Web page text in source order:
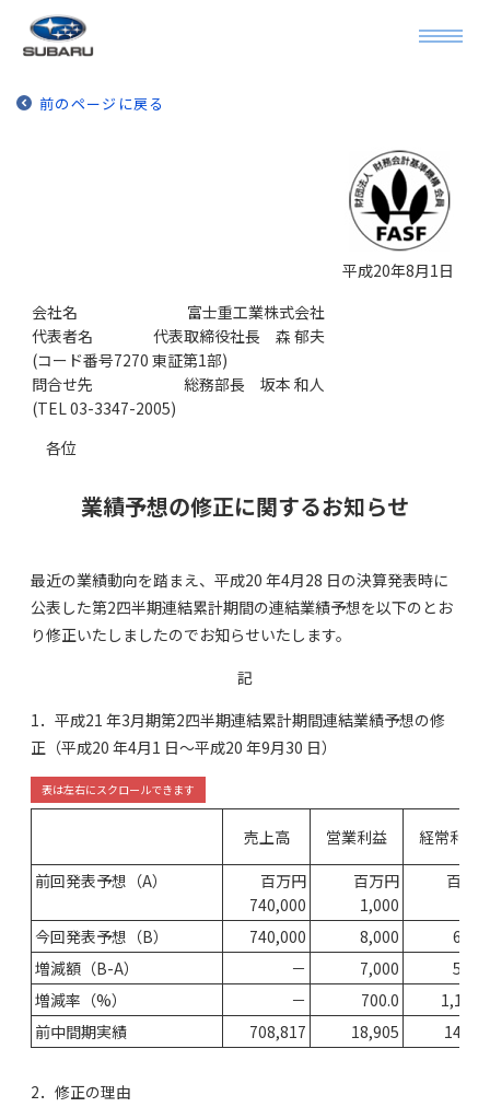
前のページに戻る
平成20年8月1日
会社名
富士重工業株式会社
代表者名
代表取締役社長 森 郁夫
(コード番号7270 東証第1部)
問合せ先
総務部長 坂本 和人
(TEL 03-3347-2005)
各位
業績予想の修正に関するお知らせ
最近の業績動向を踏まえ、平成20 年4月28 日の決算発表時に
公表した第2四半期連結累計期間の連結業績予想を以下のとお
り修正いたしましたのでお知らせいたします。
記
1．平成21 年3月期第2四半期連結累計期間連結業績予想の修
正（平成20 年4月1 日～平成20 年9月30 日）
売上高 営業利益
経常利益
前回発表予想（A）
百万円
740,000
百万円
1,000
百万
今回発表予想（B）
740,000 8,000
増減額（B-A）
－ 7,000
増減率（%）
－ 700.0
前中間期実績
708,817 18,905
2．修正の理由